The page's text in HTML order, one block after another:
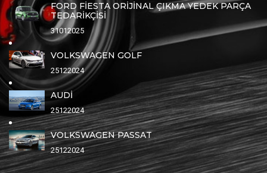
FORD FİESTA ORİJİNAL ÇIKMA YEDEK PARÇA
TEDARİKÇİSİ
31012025
VOLKSWAGEN GOLF
25122024
AUDİ
25122024
VOLKSWAGEN PASSAT
25122024